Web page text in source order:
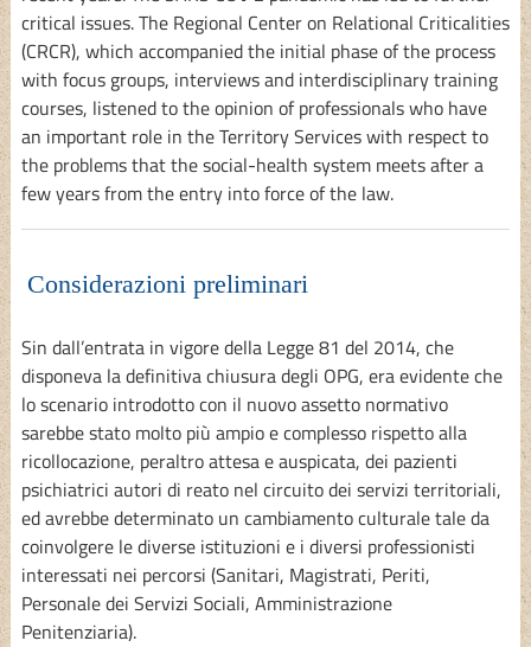
critical issues. The Regional Center on Relational Criticalities
(CRCR), which accompanied the initial phase of the process
with focus groups, interviews and interdisciplinary training
courses, listened to the opinion of professionals who have
an important role in the Territory Services with respect to
the problems that the social-health system meets after a
few years from the entry into force of the law.
Considerazioni preliminari
Sin dall’entrata in vigore della Legge 81 del 2014, che
disponeva la definitiva chiusura degli OPG, era evidente che
lo scenario introdotto con il nuovo assetto normativo
sarebbe stato molto più ampio e complesso rispetto alla
ricollocazione, peraltro attesa e auspicata, dei pazienti
psichiatrici autori di reato nel circuito dei servizi territoriali,
ed avrebbe determinato un cambiamento culturale tale da
coinvolgere le diverse istituzioni e i diversi professionisti
interessati nei percorsi (Sanitari, Magistrati, Periti,
Personale dei Servizi Sociali, Amministrazione
Penitenziaria).